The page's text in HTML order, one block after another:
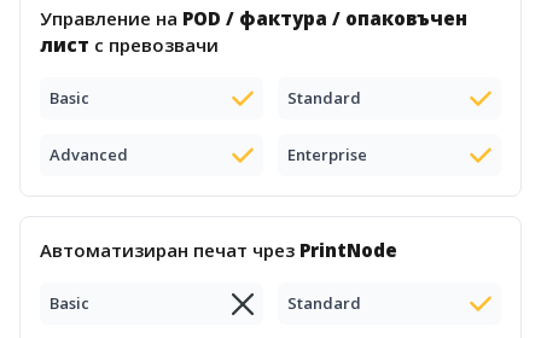
Управление на POD / фактура / опаковъчен
лист с превозвачи
Basic Standard
Advanced Enterprise
Автоматизиран печат чрез PrintNode
Basic Standard